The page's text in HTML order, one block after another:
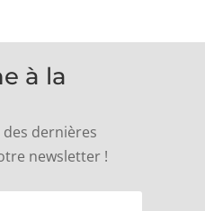
à la
dernières
newsletter !